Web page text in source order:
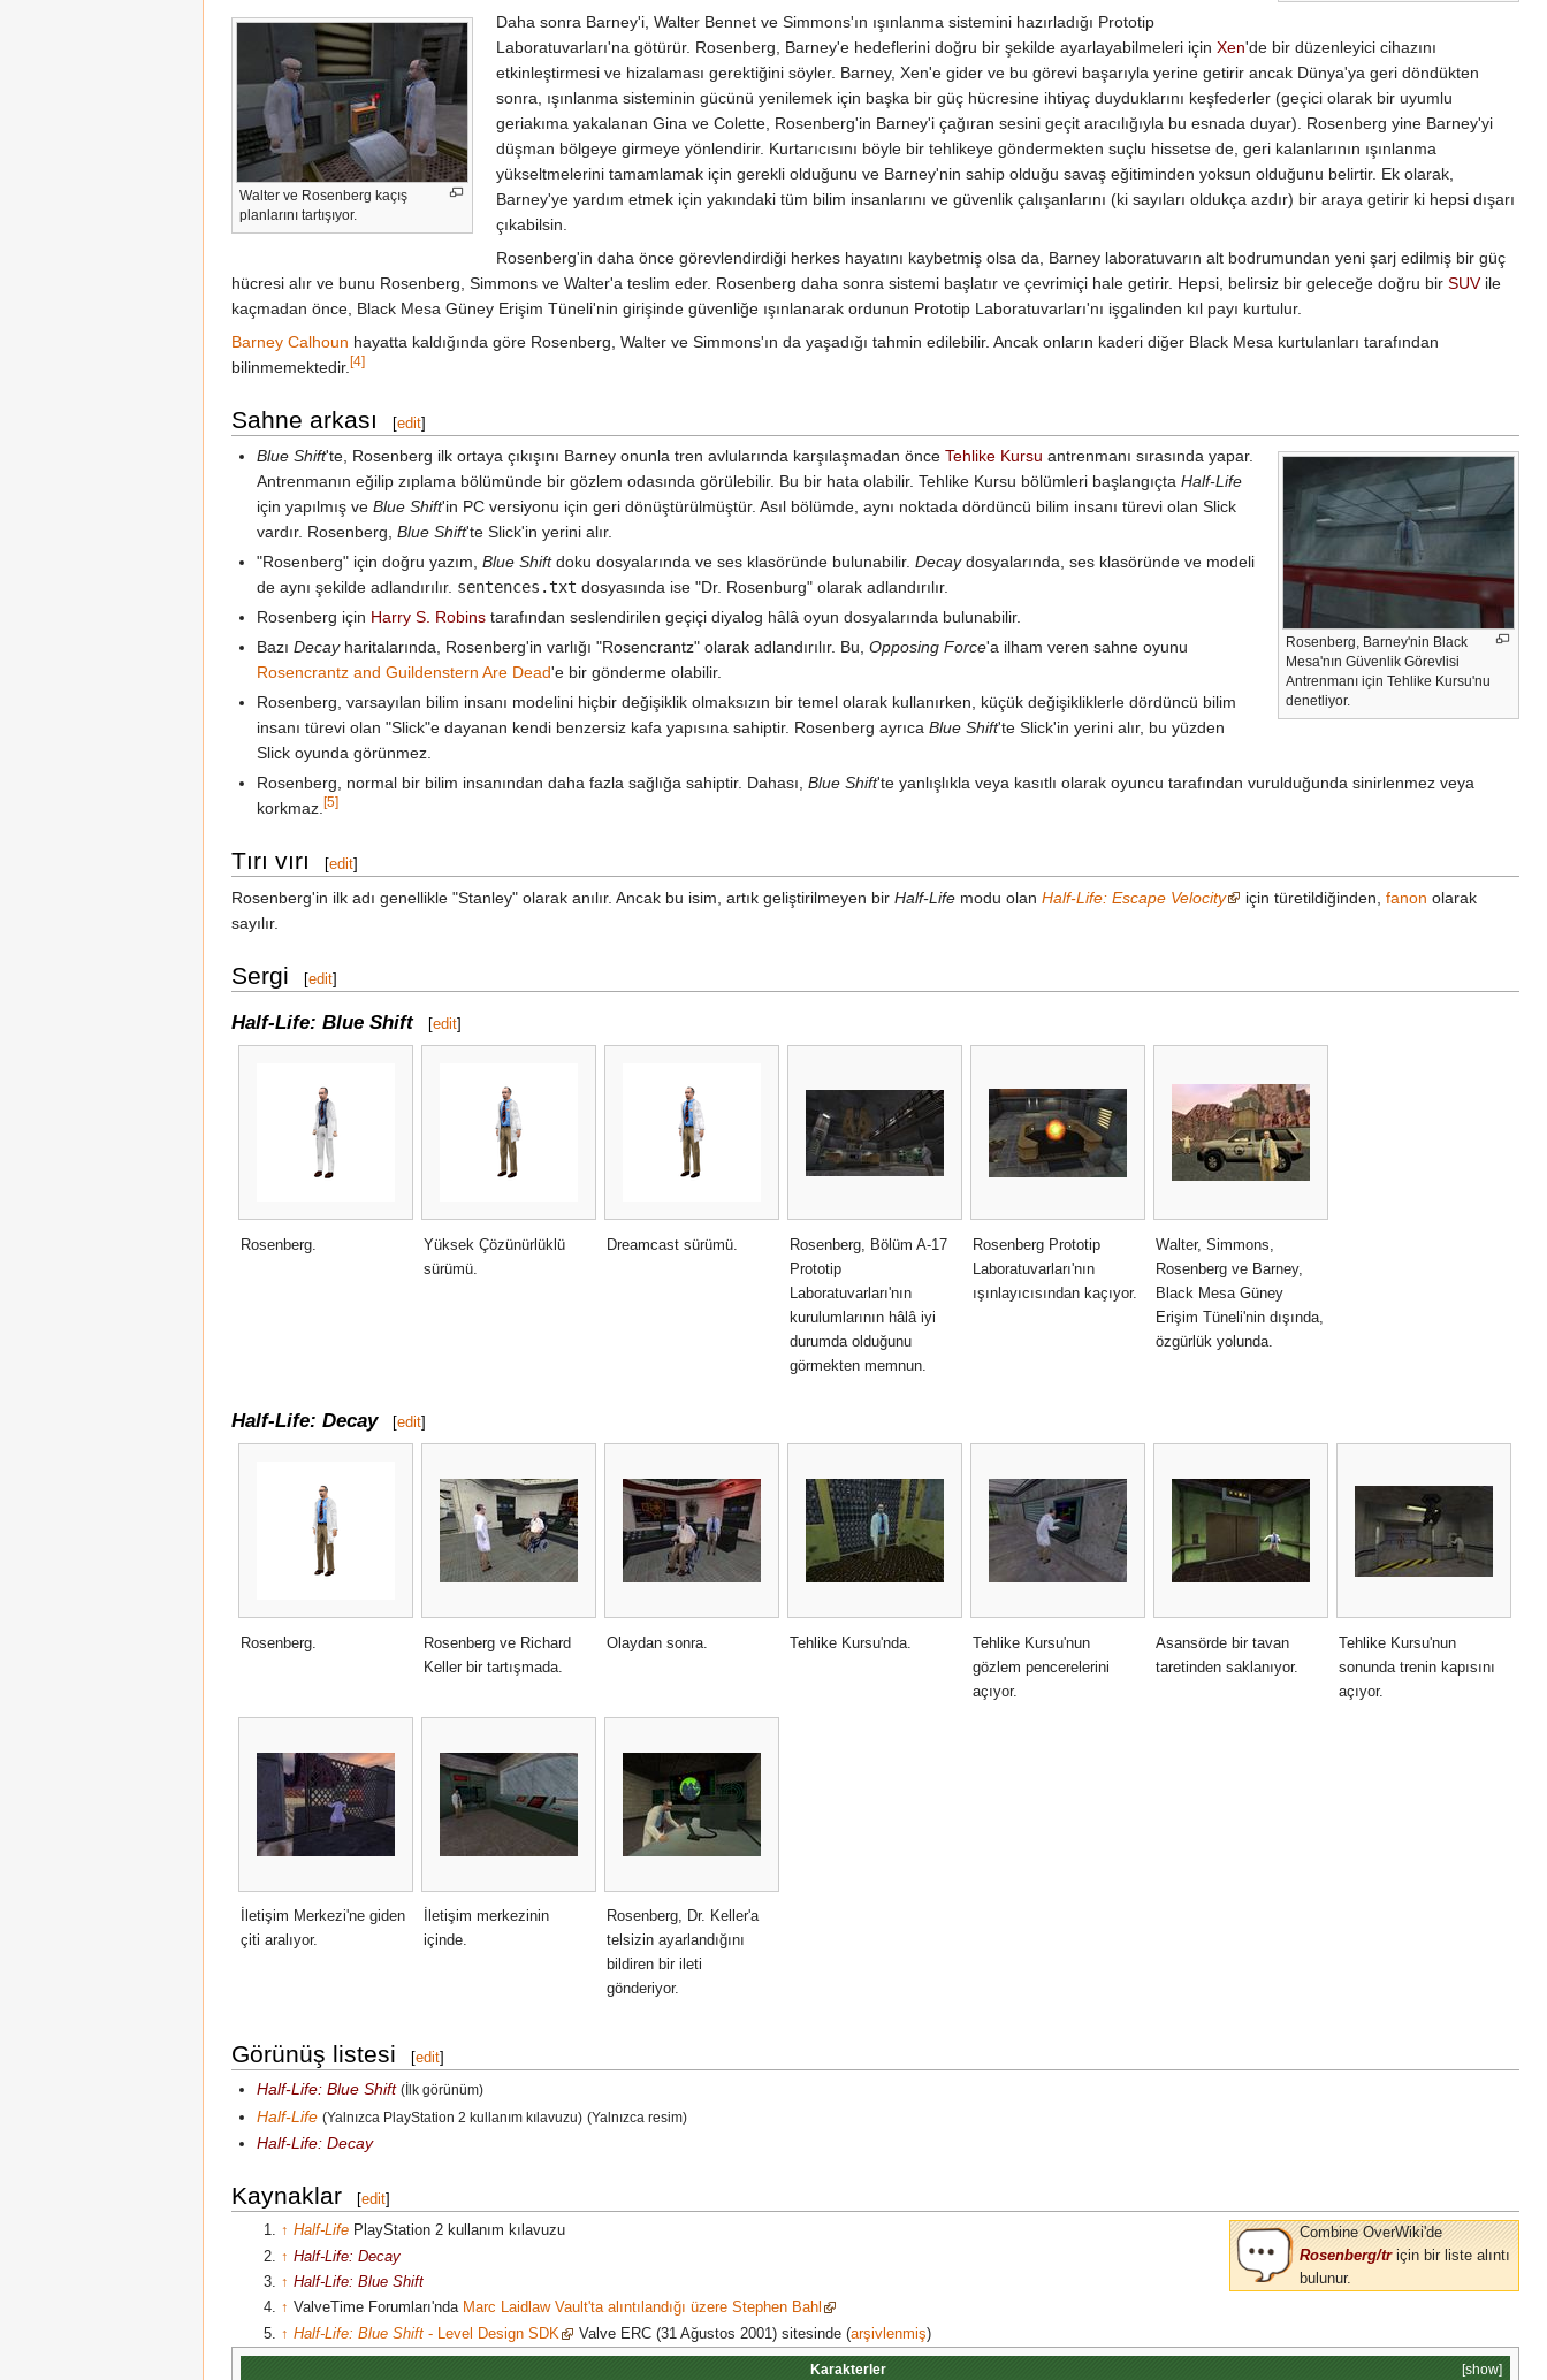
Walter ve Rosenberg kaçış
planlarını tartışıyor.
Daha sonra Barney'i, Walter Bennet ve Simmons'ın ışınlanma sistemini hazırladığı Prototip
Laboratuvarları'na götürür. Rosenberg, Barney'e hedeflerini doğru bir şekilde ayarlayabilmeleri için Xen'de bir düzenleyici cihazını
etkinleştirmesi ve hizalaması gerektiğini söyler. Barney, Xen'e gider ve bu görevi başarıyla yerine getirir ancak Dünya'ya geri döndükten
sonra, ışınlanma sisteminin gücünü yenilemek için başka bir güç hücresine ihtiyaç duyduklarını keşfederler (geçici olarak bir uyumlu
geriakıma yakalanan Gina ve Colette, Rosenberg'in Barney'i çağıran sesini geçit aracılığıyla bu esnada duyar). Rosenberg yine Barney'yi
düşman bölgeye girmeye yönlendirir. Kurtarıcısını böyle bir tehlikeye göndermekten suçlu hissetse de, geri kalanlarının ışınlanma
yükseltmelerini tamamlamak için gerekli olduğunu ve Barney'nin sahip olduğu savaş eğitiminden yoksun olduğunu belirtir. Ek olarak,
Barney'ye yardım etmek için yakındaki tüm bilim insanlarını ve güvenlik çalışanlarını (ki sayıları oldukça azdır) bir araya getirir ki hepsi dışarı
çıkabilsin.
Rosenberg'in daha önce görevlendirdiği herkes hayatını kaybetmiş olsa da, Barney laboratuvarın alt bodrumundan yeni şarj edilmiş bir güç
hücresi alır ve bunu Rosenberg, Simmons ve Walter'a teslim eder. Rosenberg daha sonra sistemi başlatır ve çevrimiçi hale getirir. Hepsi, belirsiz bir geleceğe doğru bir SUVile
kaçmadan önce, Black Mesa Güney Erişim Tüneli'nin girişinde güvenliğe ışınlanarak ordunun Prototip Laboratuvarları'nı işgalinden kıl payı kurtulur.
Barney Calhoun hayatta kaldığında göre Rosenberg, Walter ve Simmons'ın da yaşadığı tahmin edilebilir. Ancak onların kaderi diğer Black Mesa kurtulanları tarafından
bilinmemektedir.[4]
Sahne arkası [edit]
Rosenberg, Barney'nin Black
Mesa'nın Güvenlik Görevlisi
Antrenmanı için Tehlike Kursu'nu
denetliyor.
Blue Shift'te, Rosenberg ilk ortaya çıkışını Barney onunla tren avlularında karşılaşmadan önceTehlike Kursu antrenmanı sırasında yapar.
Antrenmanın eğilip zıplama bölümünde bir gözlem odasında görülebilir. Bu bir hata olabilir. Tehlike Kursu bölümleri başlangıçtaHalf-Life
için yapılmış veBlue Shift'in PC versiyonu için geri dönüştürülmüştür. Asıl bölümde, aynı noktada dördüncü bilim insanı türevi olan Slick
vardır. Rosenberg,Blue Shift'te Slick'in yerini alır.
"Rosenberg" için doğru yazım,Blue Shiftdoku dosyalarında ve ses klasöründe bulunabilir.Decaydosyalarında, ses klasöründe ve modeli
de aynı şekilde adlandırılır. sentences.txt dosyasında ise "Dr. Rosenburg" olarak adlandırılır.
Rosenberg için Harry S. Robins tarafından seslendirilen geçiçi diyalog hâlâ oyun dosyalarında bulunabilir.
BazıDecayharitalarında, Rosenberg'in varlığı "Rosencrantz" olarak adlandırılır. Bu,Opposing Force'a ilham veren sahne oyunu
Rosencrantz and Guildenstern Are Dead'e bir gönderme olabilir.
Rosenberg, varsayılan bilim insanı modelini hiçbir değişiklik olmaksızın bir temel olarak kullanırken, küçük değişikliklerle dördüncü bilim
insanı türevi olan "Slick"e dayanan kendi benzersiz kafa yapısına sahiptir. Rosenberg ayrıcaBlue Shift'te Slick'in yerini alır, bu yüzden
Slick oyunda görünmez.
Rosenberg, normal bir bilim insanından daha fazla sağlığa sahiptir. Dahası,Blue Shift'te yanlışlıkla veya kasıtlı olarak oyuncu tarafından vurulduğunda sinirlenmez veya
korkmaz.[5]
Tırı vırı [edit]
Rosenberg'in ilk adı genellikle "Stanley" olarak anılır. Ancak bu isim, artık geliştirilmeyen bir Half-Life modu olan Half-Life: Escape Velocity için türetildiğinden, fanon olarak
sayılır.
Sergi [edit]
Half-Life: Blue Shift [edit]
Rosenberg.
Yüksek Çözünürlüklü
sürümü.
Dreamcast sürümü.
Rosenberg, Bölüm A-17
Prototip
Laboratuvarları'nın
kurulumlarının hâlâ iyi
durumda olduğunu
görmekten memnun.
Rosenberg Prototip
Laboratuvarları'nın
ışınlayıcısından kaçıyor.
Walter, Simmons,
Rosenberg ve Barney,
Black Mesa Güney
Erişim Tüneli'nin dışında,
özgürlük yolunda.
Half-Life: Decay [edit]
Rosenberg.
Rosenberg ve Richard
Keller bir tartışmada.
Olaydan sonra. Tehlike Kursu'nda.
Tehlike Kursu'nun
gözlem pencerelerini
açıyor.
Asansörde bir tavan
taretinden saklanıyor.
Tehlike Kursu'nun
sonunda trenin kapısını
açıyor.
İletişim Merkezi'ne giden
çiti aralıyor.
İletişim merkezinin
içinde.
Rosenberg, Dr. Keller'a
telsizin ayarlandığını
bildiren bir ileti
gönderiyor.
Görünüş listesi [edit]
Half-Life: Blue Shift (İlk görünüm)
Half-Life (Yalnızca PlayStation 2 kullanım kılavuzu) (Yalnızca resim)
Half-Life: Decay
Kaynaklar [edit]
Combine OverWiki'de
Rosenberg/triçin bir liste alıntı
bulunur.
↑ Half-LifePlayStation 2 kullanım kılavuzu
↑ Half-Life: Decay
↑ Half-Life: Blue Shift
↑ ValveTime Forumları'nda Marc Laidlaw Vault'ta alıntılandığı üzere Stephen Bahl
↑ Half-Life: Blue Shift- Level Design SDK Valve ERC (31 Ağustos 2001) sitesinde (arşivlenmiş)
[show]
Karakterler